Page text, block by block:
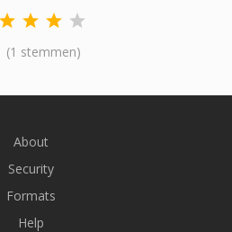
(1 stemmen)
About
Security
Formats
Help